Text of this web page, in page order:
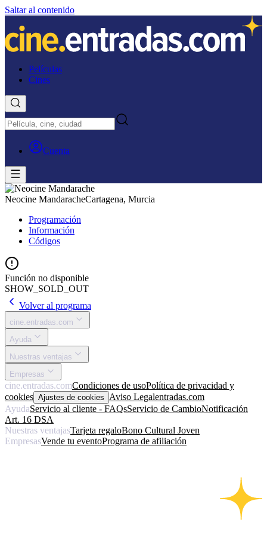
Saltar al contenido
Películas
Cines
Cuenta
Neocine MandaracheCartagena, Murcia
Programación
Información
Códigos
Función no disponible
SHOW_SOLD_OUT
Volver al programa
cine.entradas.com
Ayuda
Nuestras ventajas
Empresas
cine.entradas.comCondiciones de usoPolítica de privacidad y
cookies Ajustes de cookies Aviso Legalentradas.com
AyudaServicio al cliente - FAQsServicio de CambioNotificación
Art. 16 DSA
Nuestras ventajasTarjeta regaloBono Cultural Joven
EmpresasVende tu eventoPrograma de afiliación